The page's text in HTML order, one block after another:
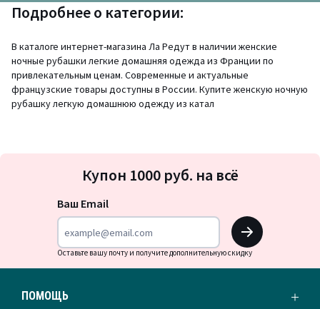
Подробнее о категории:
В каталоге интернет-магазина Ла Редут в наличии женские
ночные рубашки легкие домашняя одежда из Франции по
привлекательным ценам. Современные и актуальные
французские товары доступны в России. Купите женскую ночную
рубашку легкую домашнюю одежду из катал
на
Купон 1000 руб. на всё
Ваш Email
OK
Оставьте вашу почту и получите дополнительную скидку
ПОМОЩЬ